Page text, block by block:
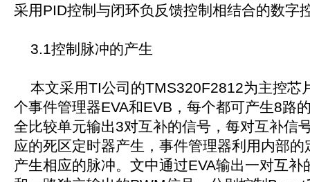
采用PID控制与闭环负反馈控制相结合的数字
3.1控制脉冲的产生
本文采用TI公司的TMS320F2812为主控芯
个事件管理器EVA和EVB，每个都可产生8路
全比较单元输出3对互补的信号，每对互补信
应的死区定时器产生，事件管理器利用内部
产生相应的脉冲。文中通过EVA输出一对互补